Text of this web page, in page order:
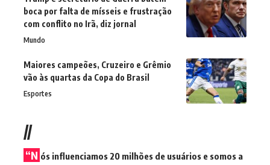
boca por falta de mísseis e frustração
com conflito no Irã, diz jornal
Mundo
Maiores campeões, Cruzeiro e Grêmio
vão às quartas da Copa do Brasil
Esportes
//
“N ós influenciamos 20 milhões de usuários e somos a